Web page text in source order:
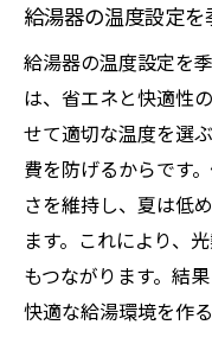
給湯器の温度設定
給湯器の温度設定を
は、省エネと快適性
せて適切な温度を選
費を防げるからです
さを維持し、夏は低
ます。これにより、
もつながります。結
快適な給湯環境を作